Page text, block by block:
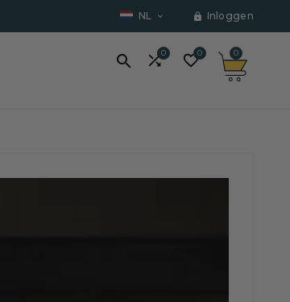
NL   Inloggen
 0 0 0